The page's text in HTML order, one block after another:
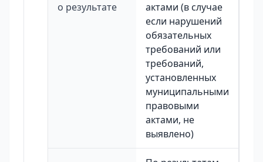
о результате
актами (в случае
если нарушений
обязательных
требований или
требований,
установленных
муниципальными
правовыми
актами, не
выявлено)